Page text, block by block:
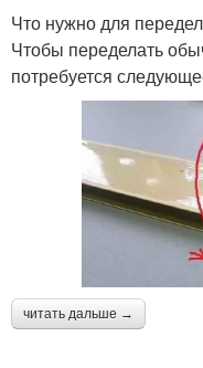
Что нужно для
Чтобы переделать
потребуется
читать дальше →